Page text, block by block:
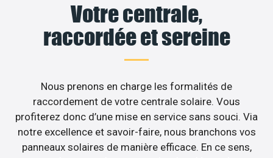
Votre centrale,
raccordée et sereine
Nous prenons en charge les formalités de
raccordement de votre centrale solaire. Vous
profiterez donc d’une mise en service sans souci. Via
notre excellence et savoir-faire, nous branchons vos
panneaux solaires de manière efficace. En ce sens,